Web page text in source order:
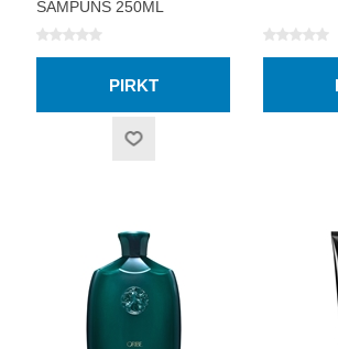
ŠAMPŪNS 250ML